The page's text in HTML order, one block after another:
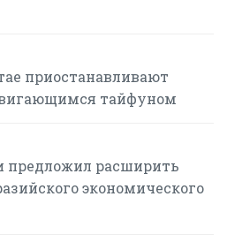
приостанавливают
тайфуном
предложил расширить
экономического